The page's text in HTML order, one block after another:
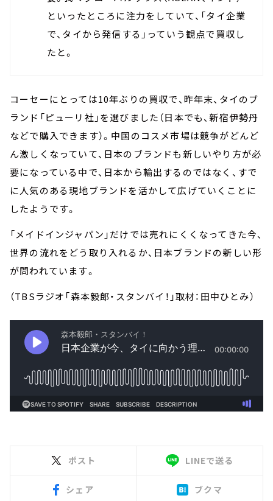
といったところに注力をしていて、「タイ企業
で、タイから発信する」っていう観点で買収し
たと。
コーセーにとっては10年ぶりの買収で、昨年末、タイのブ
ランド「ピューリ社」を選びました（日本でも、新宿伊勢丹
などで購入できます）。中国のコスメ市場は競争がどんど
ん激しくなっていて、日本のブランドも新しいやり方が必
要になっている中で、日本から輸出するのではなく、すで
に人気のある現地ブランドを活かして広げていくことに
したようです。
「メイドインジャパン」だけでは売れにくくなってきた今、
世界の流れをどう取り入れるか、日本ブランドの新しい形
が問われています。
（TBSラジオ「森本毅郎・スタンバイ！」取材：田中ひとみ）
ポスト LINEで送る
シェア ブクマ